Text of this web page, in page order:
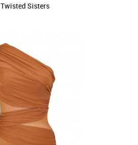
Twisted Sisters